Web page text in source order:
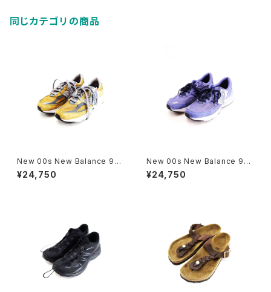
同じカテゴリの商品
New 00s New Balance 99
0 V6 Mustard Sneaker Siz
e 27cm 古着
¥24,750
New 00s New Balance 99
0 V6 Purple Sneaker Size
26.5cm 古着
¥24,750